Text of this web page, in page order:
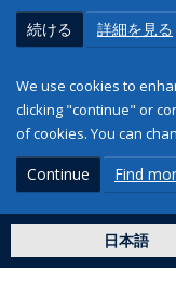
続ける 詳細を見る
We use cookies to
clicking "continue" or
of cookies. You can
Continue Find
日本語